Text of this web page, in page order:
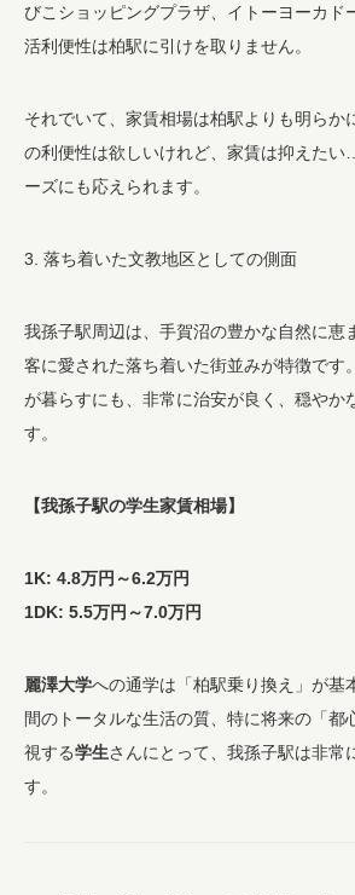
びこショッピングプラザ、イトーヨーカド
活利便性は柏駅に引けを取りません。
それでいて、家賃相場は柏駅よりも明らか
の利便性は欲しいけれど、家賃は抑えた
ーズにも応えられます。
3. 落ち着いた文教地区としての側面
我孫子駅周辺は、手賀沼の豊かな自然に恵
客に愛された落ち着いた街並みが特徴です
が暮らすにも、非常に治安が良く、穏やか
す。
【我孫子駅の学生家賃相場】
1K: 4.8万円～6.2万円
1DK: 5.5万円～7.0万円
麗澤大学への通学は「柏駅乗り換え」が基
間のトータルな生活の質、特に将来の「都
視する学生さんにとって、我孫子駅は非常
す。